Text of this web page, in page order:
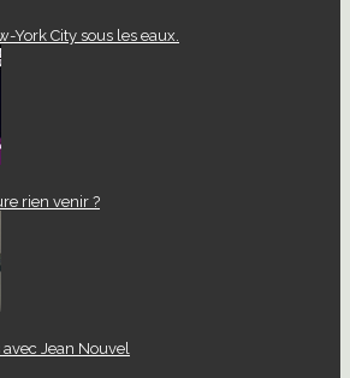
York City sous les eaux.
rien venir ?
Jean Nouvel